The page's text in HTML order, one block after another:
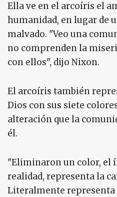
Ella ve en el arcoíris el
humanidad, en lugar de
malvado. "Veo una
no comprenden la
con ellos", dijo Nixon.
El arcoíris también
Dios con sus siete
alteración que la
él.
"Eliminaron un color, el
realidad, representa la
Literalmente representa